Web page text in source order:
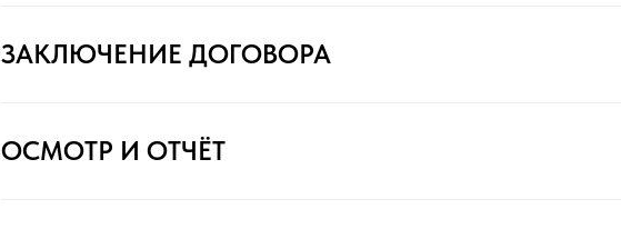
ЗАКЛЮЧЕНИЕ ДОГОВОРА
ОСМОТР И ОТЧЁТ